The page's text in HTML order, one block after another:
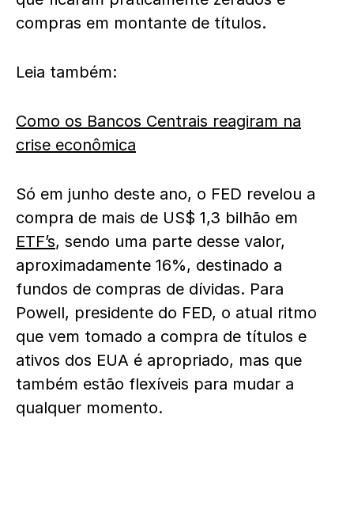
compras em montante de títulos.
Leia também:
Como os Bancos Centrais reagiram na
crise econômica
Só em junho deste ano, o FED revelou a
compra de mais de US$ 1,3 bilhão em
ETF’s, sendo uma parte desse valor,
aproximadamente 16%, destinado a
fundos de compras de dívidas. Para
Powell, presidente do FED, o atual ritmo
que vem tomado a compra de títulos e
ativos dos EUA é apropriado, mas que
também estão flexíveis para mudar a
qualquer momento.